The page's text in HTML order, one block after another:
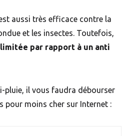
aussi très efficace contre la
et les insectes. Toutefois,
par rapport à un anti
pluie, il vous faudra débourser
pour moins cher sur Internet :